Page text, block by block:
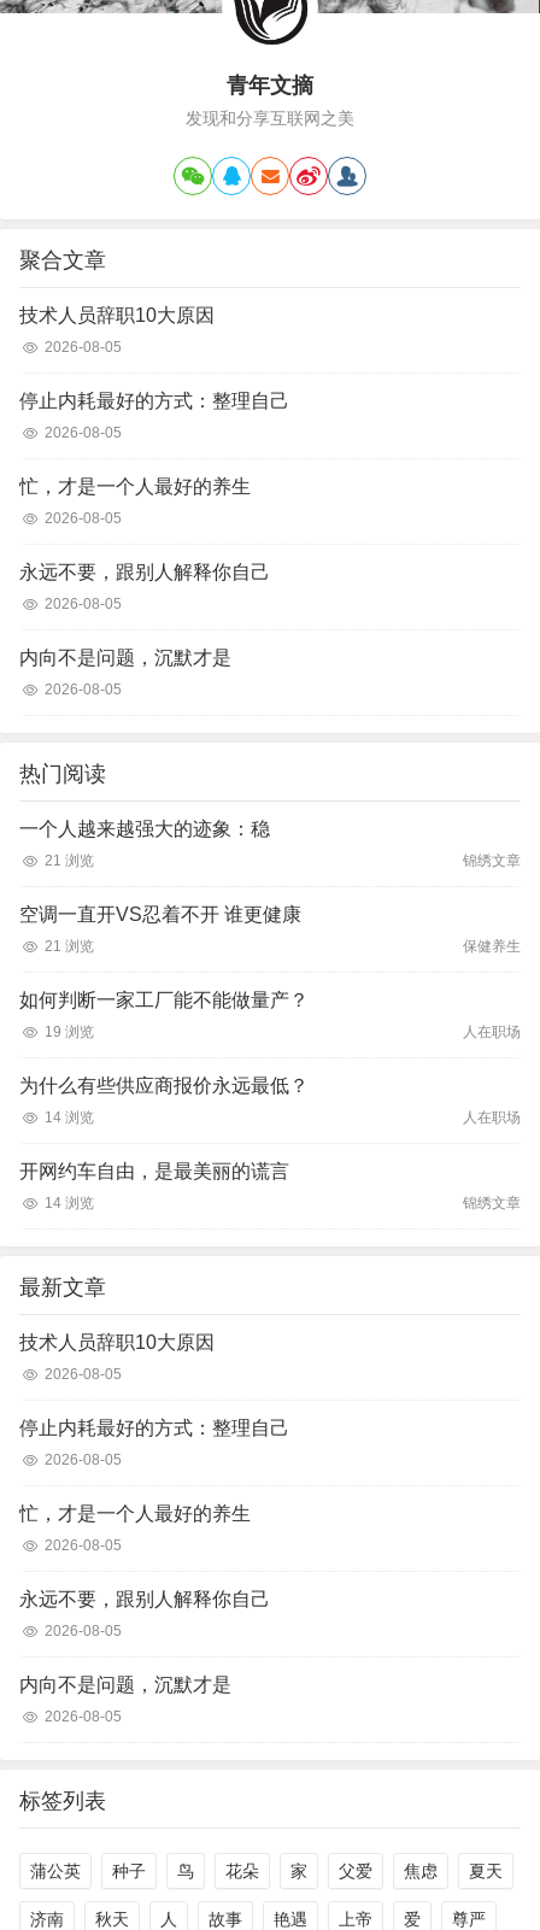
青年文摘
发现和分享互联网之美
聚合文章
技术人员辞职10大原因
2026-08-05
停止内耗最好的方式：整理自己
2026-08-05
忙，才是一个人最好的养生
2026-08-05
永远不要，跟别人解释你自己
2026-08-05
内向不是问题，沉默才是
2026-08-05
热门阅读
一个人越来越强大的迹象：稳
21 浏览 锦绣文章
空调一直开VS忍着不开 谁更健康
21 浏览 保健养生
如何判断一家工厂能不能做量产？
19 浏览 人在职场
为什么有些供应商报价永远最低？
14 浏览 人在职场
开网约车自由，是最美丽的谎言
14 浏览 锦绣文章
最新文章
技术人员辞职10大原因
2026-08-05
停止内耗最好的方式：整理自己
2026-08-05
忙，才是一个人最好的养生
2026-08-05
永远不要，跟别人解释你自己
2026-08-05
内向不是问题，沉默才是
2026-08-05
标签列表
蒲公英 种子 鸟 花朵 家 父爱 焦虑 夏天
济南 秋天 人 故事 艳遇 上帝 爱 尊严